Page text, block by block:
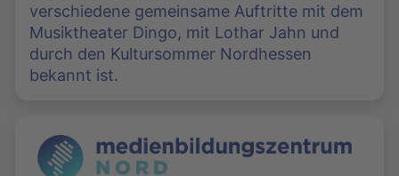
verschiedene gemeinsame Auftritte mit dem
Musiktheater Dingo, mit Lothar Jahn und
durch den Kultursommer Nordhessen
bekannt ist.